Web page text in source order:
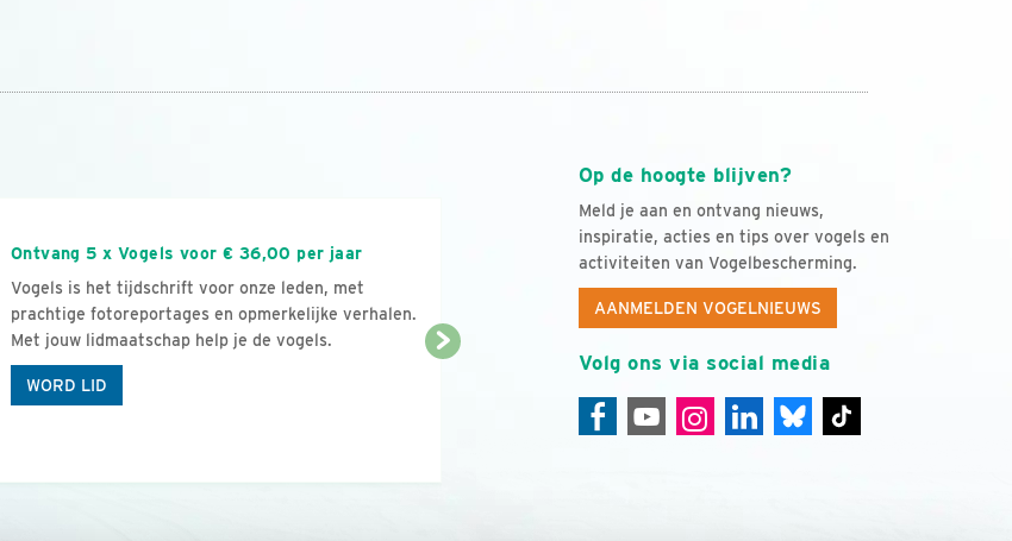
Op de hoogte blijven?
Meld je aan en ontvang nieuws,
inspiratie, acties en tips over vogels en
activiteiten van Vogelbescherming.
AANMELDEN VOGELNIEUWS
Volg ons via social media
Ontvang 5 x Vogels voor € 36,00 per jaar
Vogels is het tijdschrift voor onze leden, met
prachtige fotoreportages en opmerkelijke verhalen.
Met jouw lidmaatschap help je de vogels.
WORD LID